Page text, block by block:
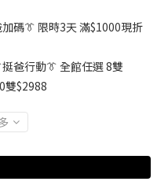
碼👔 限時3天 滿$1000現折
爸行動👔 全館任選 8雙
雙$2988